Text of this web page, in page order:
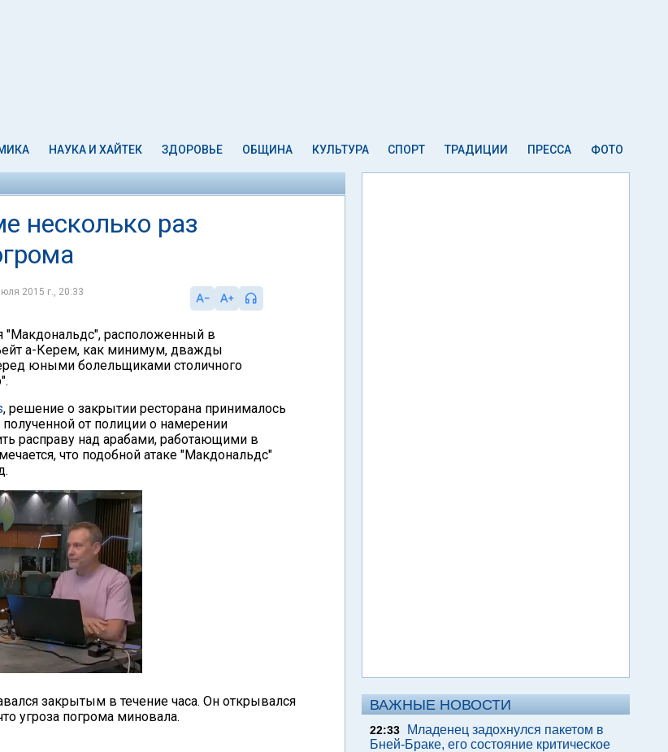
НАУКА И ХАЙТЕК ЗДОРОВЬЕ ОБЩИНА КУЛЬТУРА СПОРТ ТРАДИЦИИ ПРЕССА ФОТО
несколько раз
2015 г., 20:33
"Макдональдс", расположенный в
а-Керем, как минимум, дважды
юными болельщиками столичного
, решение о закрытии ресторана принималось
от полиции о намерении
расправу над арабами, работающими в
что подобной атаке "Макдональдс"
закрытым в течение часа. Он открывался
угроза погрома миновала.
ВАЖНЫЕ НОВОСТИ
22:33
Младенец задохнулся пакетом в
Бней-Браке, его состояние критическое